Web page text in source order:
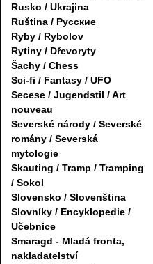
Rusko / Ukrajina
Ruština / Русские
Ryby / Rybolov
Rytiny / Dřevoryty
Šachy / Chess
Sci-fi / Fantasy / UFO
Secese / Jugendstil / Art
nouveau
Severské národy / Severské
romány / Severská
mytologie
Skauting / Tramp / Tramping
/ Sokol
Slovensko / Slovenština
Slovníky / Encyklopedie /
Učebnice
Smaragd - Mladá fronta,
nakladatelství